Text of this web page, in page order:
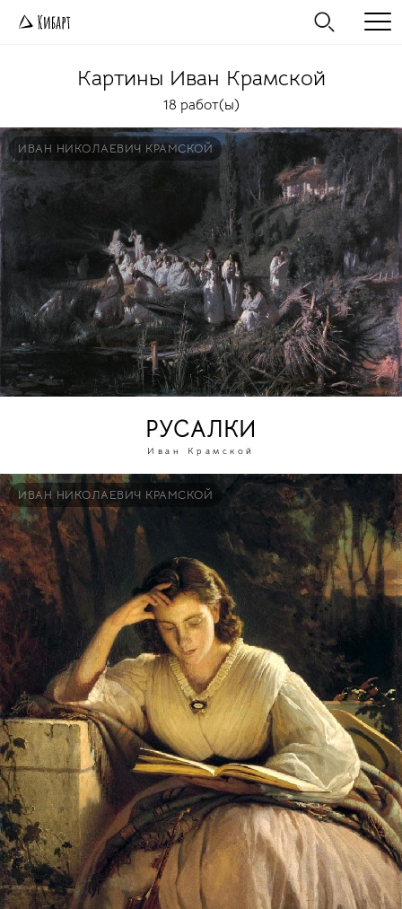
Картины Иван Крамской
18 работ(ы)
ИВАН НИКОЛАЕВИЧ КРАМСКОЙ
РУСАЛКИ
Иван Крамской
ИВАН НИКОЛАЕВИЧ КРАМСКОЙ